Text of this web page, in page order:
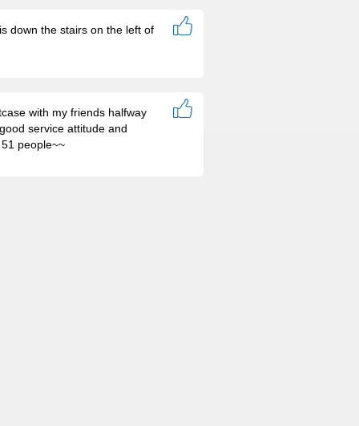
down the stairs on the left of
with my friends halfway
service attitude and
people~~